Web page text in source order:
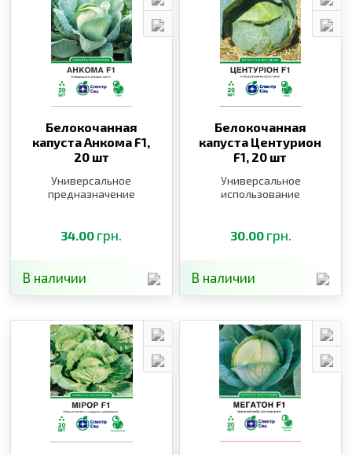
Белокочанная
капуста Анкома F1,
20 шт
Универсальное
предназначение
34.00 грн.
В наличии
Белокочанная
капуста Центурион
F1, 20 шт
Универсальное
использование
30.00 грн.
В наличии